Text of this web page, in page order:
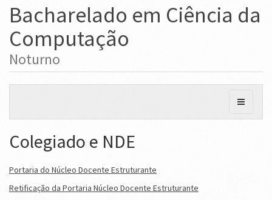
Bacharelado em Ciência da
Computação
Noturno
Colegiado e NDE
Portaria do Núcleo Docente Estruturante
Retificação da Portaria Núcleo Docente Estruturante